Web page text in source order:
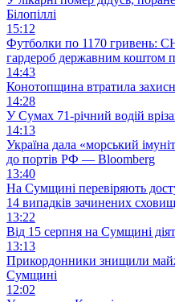
Білопіллі
15:12
Футболки по 1170 гривень:
гардероб державним коштом
14:43
Конотопщина втратила
14:28
У Сумах 71-річний водій
14:13
Україна дала «морський
до портів РФ — Bloomberg
13:40
На Сумщині перевіряють
14 випадків зачинених сховищ
13:22
Від 15 серпня на Сумщині
13:13
Прикордонники знищили
Сумщині
12:02